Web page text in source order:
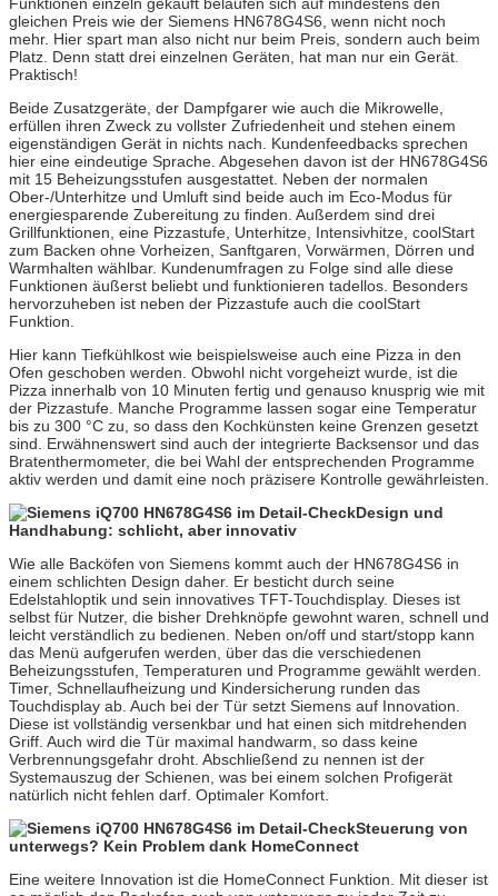
gleichen Preis wie der Siemens HN678G4S6, wenn nicht noch
mehr. Hier spart man also nicht nur beim Preis, sondern auch beim
Platz. Denn statt drei einzelnen Geräten, hat man nur ein Gerät.
Praktisch!
Beide Zusatzgeräte, der Dampfgarer wie auch die Mikrowelle,
erfüllen ihren Zweck zu vollster Zufriedenheit und stehen einem
eigenständigen Gerät in nichts nach. Kundenfeedbacks sprechen
hier eine eindeutige Sprache. Abgesehen davon ist der HN678G4S6
mit 15 Beheizungsstufen ausgestattet. Neben der normalen
Ober-/Unterhitze und Umluft sind beide auch im Eco-Modus für
energiesparende Zubereitung zu finden. Außerdem sind drei
Grillfunktionen, eine Pizzastufe, Unterhitze, Intensivhitze, coolStart
zum Backen ohne Vorheizen, Sanftgaren, Vorwärmen, Dörren und
Warmhalten wählbar. Kundenumfragen zu Folge sind alle diese
Funktionen äußerst beliebt und funktionieren tadellos. Besonders
hervorzuheben ist neben der Pizzastufe auch die coolStart
Funktion.
Hier kann Tiefkühlkost wie beispielsweise auch eine Pizza in den
Ofen geschoben werden. Obwohl nicht vorgeheizt wurde, ist die
Pizza innerhalb von 10 Minuten fertig und genauso knusprig wie mit
der Pizzastufe. Manche Programme lassen sogar eine Temperatur
bis zu 300 °C zu, so dass den Kochkünsten keine Grenzen gesetzt
sind. Erwähnenswert sind auch der integrierte Backsensor und das
Bratenthermometer, die bei Wahl der entsprechenden Programme
aktiv werden und damit eine noch präzisere Kontrolle gewährleisten.
Design und
Handhabung: schlicht, aber innovativ
Wie alle Backöfen von Siemens kommt auch der HN678G4S6 in
einem schlichten Design daher. Er besticht durch seine
Edelstahloptik und sein innovatives TFT-Touchdisplay. Dieses ist
selbst für Nutzer, die bisher Drehknöpfe gewohnt waren, schnell und
leicht verständlich zu bedienen. Neben on/off und start/stopp kann
das Menü aufgerufen werden, über das die verschiedenen
Beheizungsstufen, Temperaturen und Programme gewählt werden.
Timer, Schnellaufheizung und Kindersicherung runden das
Touchdisplay ab. Auch bei der Tür setzt Siemens auf Innovation.
Diese ist vollständig versenkbar und hat einen sich mitdrehenden
Griff. Auch wird die Tür maximal handwarm, so dass keine
Verbrennungsgefahr droht. Abschließend zu nennen ist der
Systemauszug der Schienen, was bei einem solchen Profigerät
natürlich nicht fehlen darf. Optimaler Komfort.
Steuerung von
unterwegs? Kein Problem dank HomeConnect
Eine weitere Innovation ist die HomeConnect Funktion. Mit dieser ist